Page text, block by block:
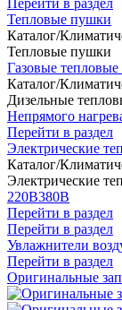
Перейти в раздел
Тепловые пушки
Каталог/
Тепловые пушки
Газовые
Каталог/
Дизельные
Непрямого
Перейти в раздел
Электрические
Каталог/
Электрические
220В380В
Перейти в раздел
Перейти в раздел
Увлажнители
Перейти в раздел
Оригинальные